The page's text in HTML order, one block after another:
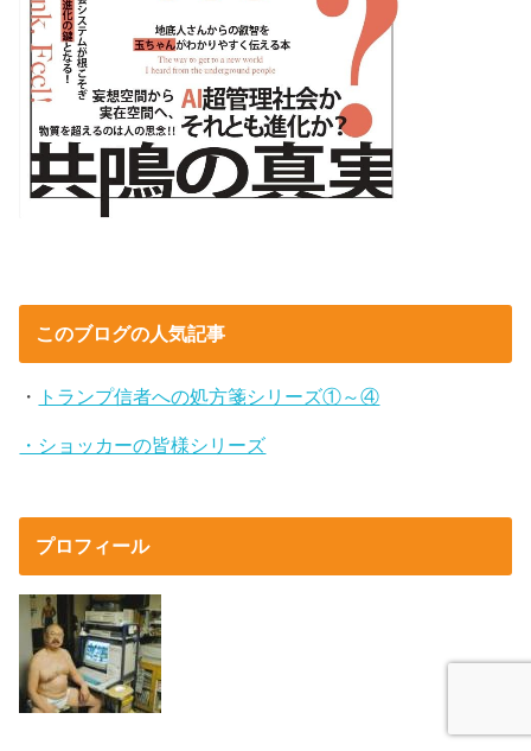
このブログの人気記事
・ トランプ信者への処方箋シリーズ①～④
・ショッカーの皆様シリーズ
プロフィール